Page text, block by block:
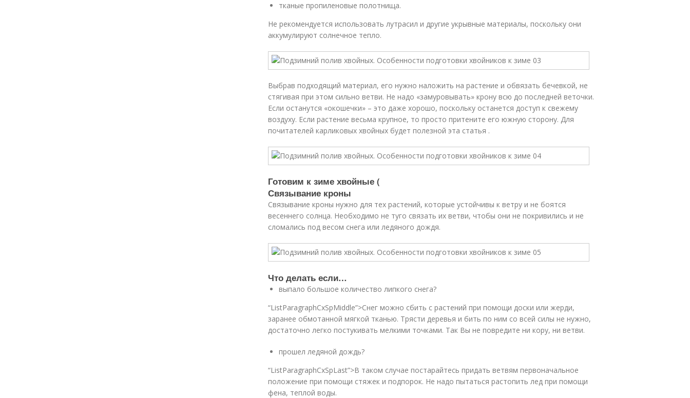
тканые пропиленовые полотнища.
Не рекомендуется использовать лутрасил и другие укрывные материалы, поскольку они
аккумулируют солнечное тепло.
Выбрав подходящий материал, его нужно наложить на растение и обвязать бечевкой, не
стягивая при этом сильно ветви. Не надо «замуровывать» крону всю до последней веточки.
Если останутся «окошечки» – это даже хорошо, поскольку останется доступ к свежему
воздуху. Если растение весьма крупное, то просто притените его южную сторону. Для
почитателей карликовых хвойных будет полезной эта статья .
Готовим к зиме хвойные (
Связывание кроны
Связывание кроны нужно для тех растений, которые устойчивы к ветру и не боятся
весеннего солнца. Необходимо не туго связать их ветви, чтобы они не покривились и не
сломались под весом снега или ледяного дождя.
Что делать если…
выпало большое количество липкого снега?
“ListParagraphCxSpMiddle”>Снег можно сбить с растений при помощи доски или жерди,
заранее обмотанной мягкой тканью. Трясти деревья и бить по ним со всей силы не нужно,
достаточно легко постукивать мелкими точками. Так Вы не повредите ни кору, ни ветви.
прошел ледяной дождь?
“ListParagraphCxSpLast”>В таком случае постарайтесь придать ветвям первоначальное
положение при помощи стяжек и подпорок. Не надо пытаться растопить лед при помощи
фена, теплой воды.